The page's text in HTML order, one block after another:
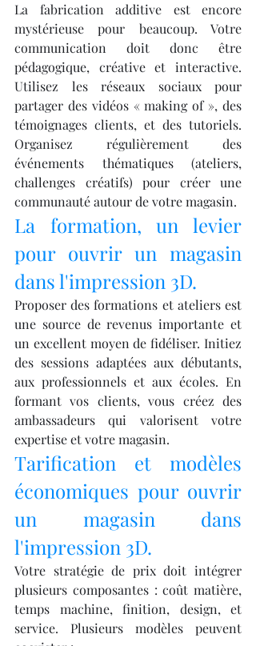
La fabrication additive est encore
mystérieuse pour beaucoup. Votre
communication doit donc être
pédagogique, créative et interactive.
Utilisez les réseaux sociaux pour
partager des vidéos « making of », des
témoignages clients, et des tutoriels.
Organisez régulièrement des
événements thématiques (ateliers,
challenges créatifs) pour créer une
communauté autour de votre magasin.
La formation, un levier
pour ouvrir un magasin
dans l'impression 3D.
Proposer des formations et ateliers est
une source de revenus importante et
un excellent moyen de fidéliser. Initiez
des sessions adaptées aux débutants,
aux professionnels et aux écoles. En
formant vos clients, vous créez des
ambassadeurs qui valorisent votre
expertise et votre magasin.
Tarification et modèles
économiques pour ouvrir
un magasin dans
l'impression 3D.
Votre stratégie de prix doit intégrer
plusieurs composantes : coût matière,
temps machine, finition, design, et
service. Plusieurs modèles peuvent